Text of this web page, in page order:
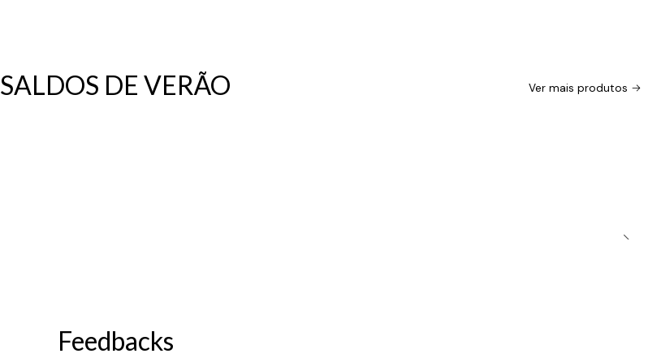
SALDOS DE VERÃO Ver mais produtos
Feedbacks